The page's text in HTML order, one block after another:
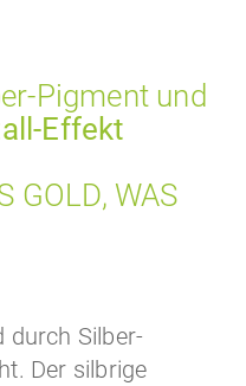
Pigment und
Effekt
GOLD, WAS
durch Silber-
Der silbrige